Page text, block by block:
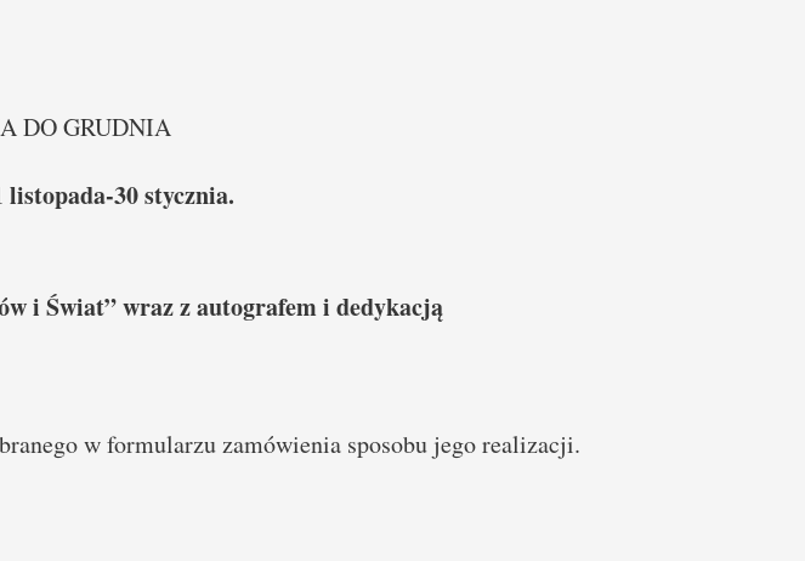
DO GRUDNIA
30 stycznia.
i Świat” wraz z autografem i dedykacją
w formularzu zamówienia sposobu jego realizacji.